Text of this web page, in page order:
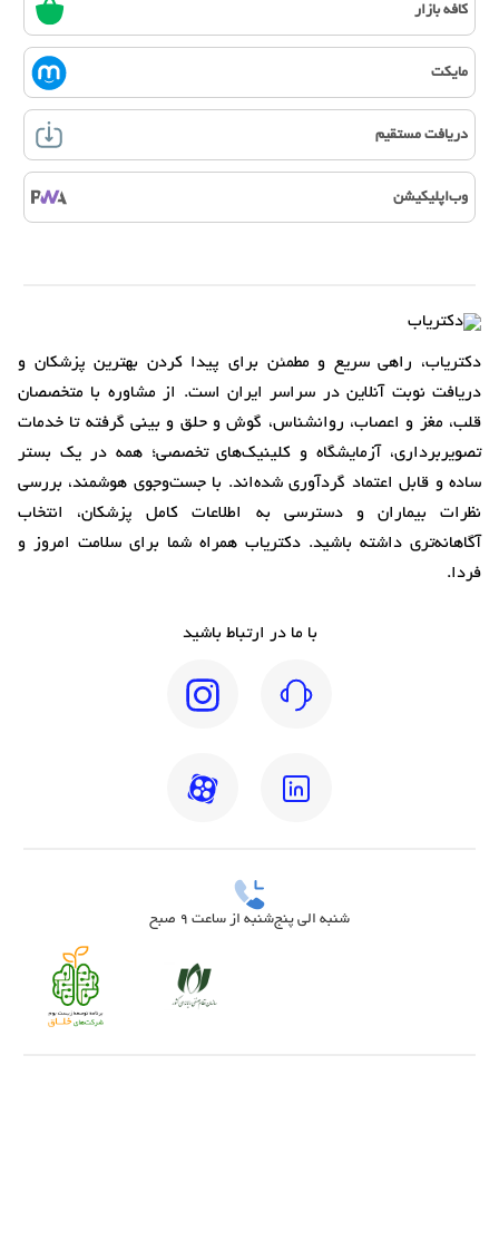
کافه بازار
مایکت
دریافت مستقیم
وب‌اپلیکیشن
دکتریاب، راهی سریع و مطمئن برای پیدا کردن بهترین پزشکان و
دریافت نوبت آنلاین در سراسر ایران است. از مشاوره با متخصصان
قلب، مغز و اعصاب، روانشناس، گوش و حلق و بینی گرفته تا خدمات
تصویربرداری، آزمایشگاه و کلینیک‌های تخصصی؛ همه در یک بستر
ساده و قابل اعتماد گردآوری شده‌اند. با جست‌وجوی هوشمند، بررسی
نظرات بیماران و دسترسی به اطلاعات کامل پزشکان، انتخاب
آگاهانه‌تری داشته باشید. دکتریاب همراه شما برای سلامت امروز و
فردا.
با ما در ارتباط باشید
شنبه الی پنج‌شنبه از ساعت 9 صبح